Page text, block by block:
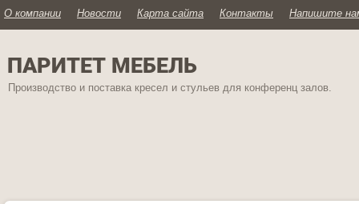
О компании Новости Карта сайта Контакты Напишите
ПАРИТЕТ МЕБЕЛЬ
Производство и поставка кресел и стульев для конференц залов.